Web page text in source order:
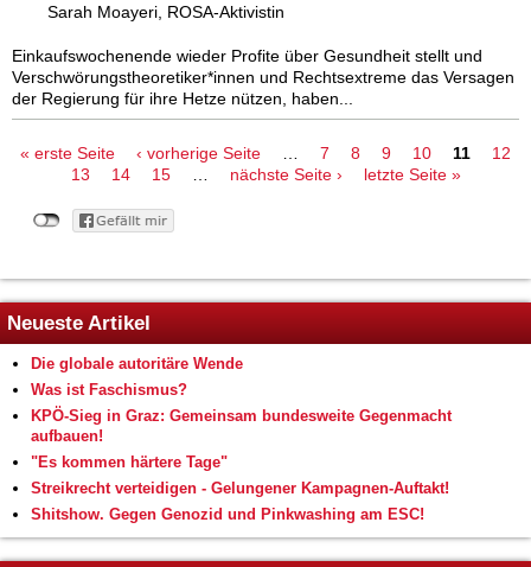
Sarah Moayeri, ROSA-Aktivistin
Einkaufswochenende wieder Profite über Gesundheit stellt und
Verschwörungstheoretiker*innen und Rechtsextreme das Versagen
der Regierung für ihre Hetze nützen, haben...
Seiten
« erste Seite ‹ vorherige Seite 7 8 9 10 11
12
13
14 15 nächste Seite › letzte Seite »
Neueste Artikel
Die globale autoritäre Wende
Was ist Faschismus?
KPÖ-Sieg in Graz: Gemeinsam bundesweite Gegenmacht
aufbauen!
"Es kommen härtere Tage"
Streikrecht verteidigen - Gelungener Kampagnen-Auftakt!
Shitshow. Gegen Genozid und Pinkwashing am ESC!